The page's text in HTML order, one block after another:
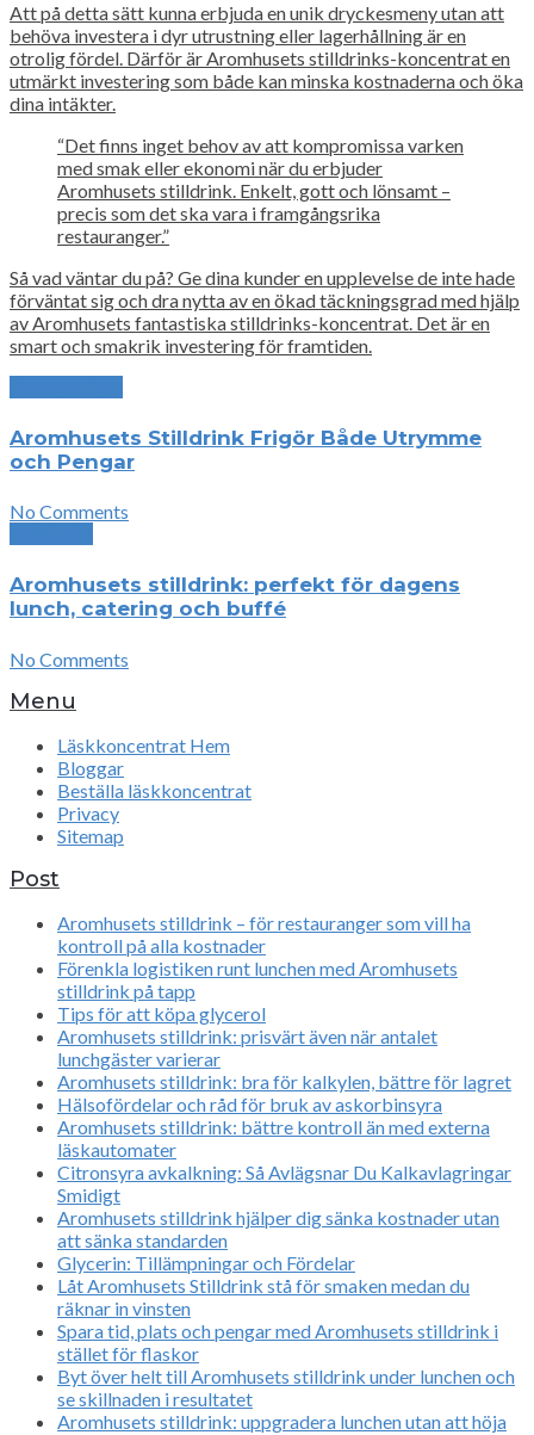
Att på detta sätt kunna erbjuda en unik dryckesmeny utan att
behöva investera i dyr utrustning eller lagerhållning är en
otrolig fördel. Därför är Aromhusets stilldrinks-koncentrat en
utmärkt investering som både kan minska kostnaderna och öka
dina intäkter.
“Det finns inget behov av att kompromissa varken
med smak eller ekonomi när du erbjuder
Aromhusets stilldrink. Enkelt, gott och lönsamt –
precis som det ska vara i framgångsrika
restauranger.”
Så vad väntar du på? Ge dina kunder en upplevelse de inte hade
förväntat sig och dra nytta av en ökad täckningsgrad med hjälp
av Aromhusets fantastiska stilldrinks-koncentrat. Det är en
smart och smakrik investering för framtiden.
Aromhusets Stilldrink Frigör Både Utrymme
och Pengar
No Comments
Aromhusets stilldrink: perfekt för dagens
lunch, catering och buffé
No Comments
Menu
Läskkoncentrat Hem
Bloggar
Beställa läskkoncentrat
Privacy
Sitemap
Post
Aromhusets stilldrink – för restauranger som vill ha
kontroll på alla kostnader
Förenkla logistiken runt lunchen med Aromhusets
stilldrink på tapp
Tips för att köpa glycerol
Aromhusets stilldrink: prisvärt även när antalet
lunchgäster varierar
Aromhusets stilldrink: bra för kalkylen, bättre för lagret
Hälsofördelar och råd för bruk av askorbinsyra
Aromhusets stilldrink: bättre kontroll än med externa
läskautomater
Citronsyra avkalkning: Så Avlägsnar Du Kalkavlagringar
Smidigt
Aromhusets stilldrink hjälper dig sänka kostnader utan
att sänka standarden
Glycerin: Tillämpningar och Fördelar
Låt Aromhusets Stilldrink stå för smaken medan du
räknar in vinsten
Spara tid, plats och pengar med Aromhusets stilldrink i
stället för flaskor
Byt över helt till Aromhusets stilldrink under lunchen och
se skillnaden i resultatet
Aromhusets stilldrink: uppgradera lunchen utan att höja